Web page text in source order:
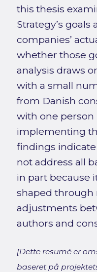
this thesis
Strategy’s
companies’
whether those
analysis draws
with a small
from Danish
with one person
implementing
findings
not address all
in part because
shaped through
adjustments
authors and
[Dette resumé er
baseret på